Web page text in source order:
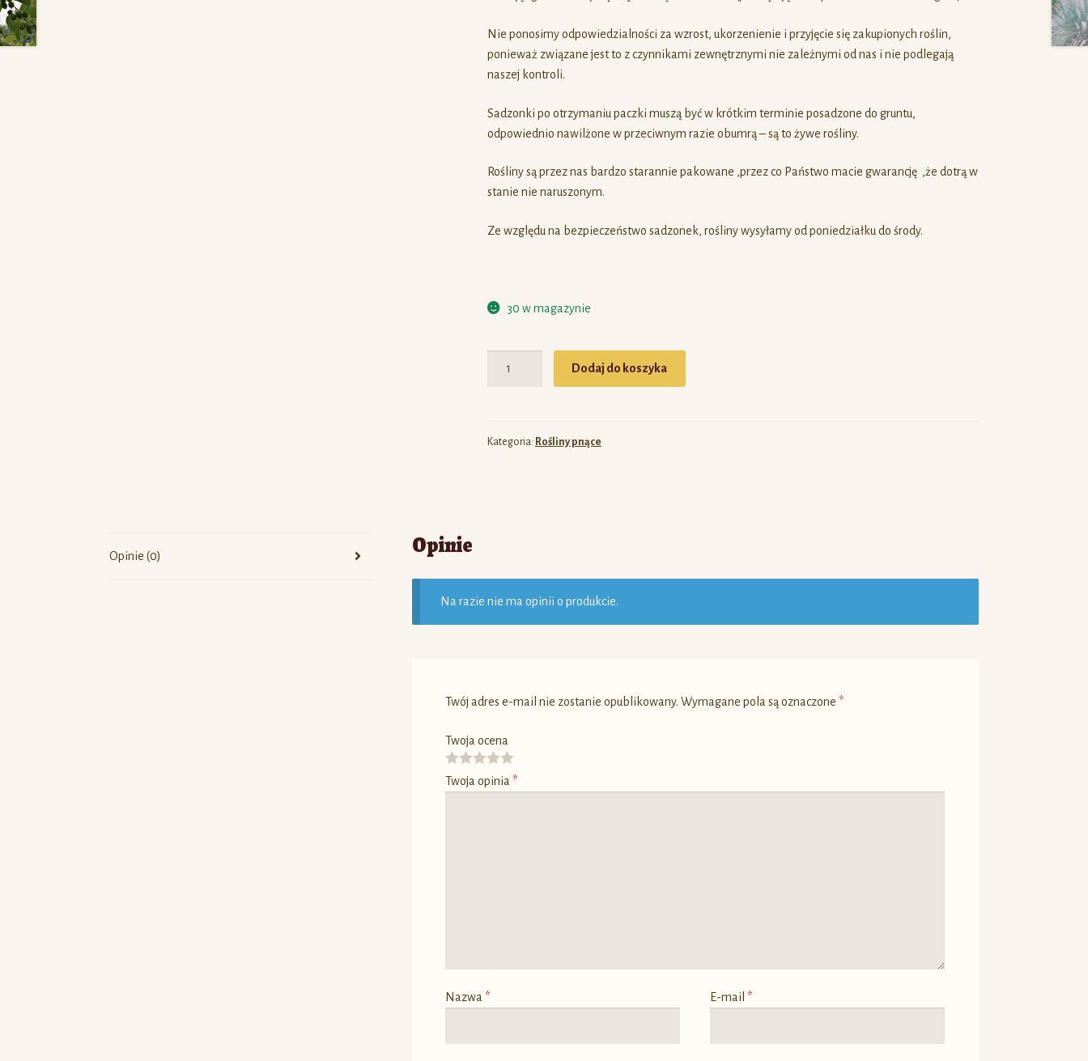
Nie ponosimy odpowiedzialności za wzrost, ukorzenienie i przyjęcie się zakupionych roślin,
ponieważ związane jest to z czynnikami zewnętrznymi nie zależnymi od nas i nie podlegają
naszej kontroli.
Sadzonki po otrzymaniu paczki muszą być w krótkim terminie posadzone do gruntu,
odpowiednio nawilżone w przeciwnym razie obumrą – są to żywe rośliny.
Rośliny są przez nas bardzo starannie pakowane ,przez co Państwo macie gwarancję ,że dotrą w
stanie nie naruszonym.
Ze względu na bezpieczeństwo sadzonek, rośliny wysyłamy od poniedziałku do środy.
30 w magazynie
Dodaj do koszyka
Kategoria: Rośliny pnące
Opinie (0) Opinie
Na razie nie ma opinii o produkcie.
Twój adres e-mail nie zostanie opublikowany. Wymagane pola są oznaczone *
Twoja ocena
Twoja opinia *
Nazwa * E-mail *